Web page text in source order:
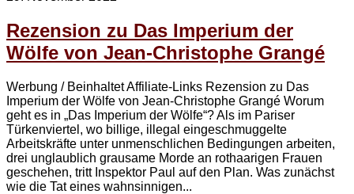
Rezension zu Das Imperium der
Wölfe von Jean-Christophe Grangé
Werbung / Beinhaltet Affiliate-Links Rezension zu Das
Imperium der Wölfe von Jean-Christophe Grangé Worum
geht es in „Das Imperium der Wölfe“? Als im Pariser
Türkenviertel, wo billige, illegal eingeschmuggelte
Arbeitskräfte unter unmenschlichen Bedingungen arbeiten,
drei unglaublich grausame Morde an rothaarigen Frauen
geschehen, tritt Inspektor Paul auf den Plan. Was zunächst
wie die Tat eines wahnsinnigen...